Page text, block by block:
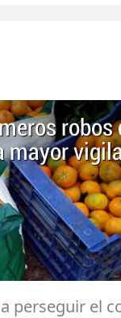
mayor
perseguir el